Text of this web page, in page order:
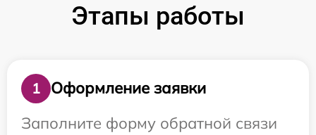
Этапы работы
1
Оформление заявки
Заполните форму обратной связи